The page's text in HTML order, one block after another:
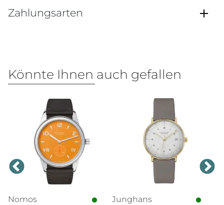
Zahlungsarten
Könnte Ihnen auch gefallen
Nomos
Junghans